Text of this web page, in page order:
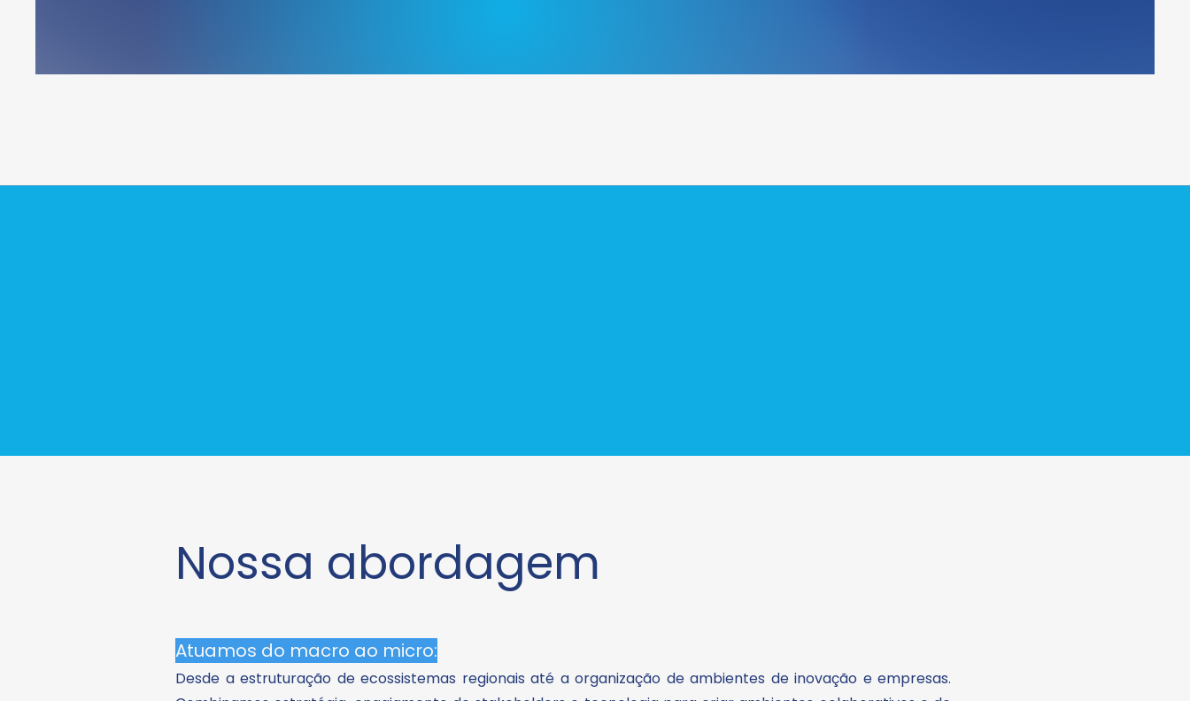
Nossa abordagem
Atuamos do macro ao micro:
Desde a estruturação de ecossistemas regionais até a organização de ambientes de inovação e empresas.